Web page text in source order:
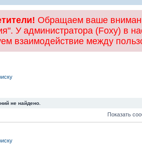
Обращаем ваше
У администратора (Foxy) в
взаимодействие между
не найдено.
Показать